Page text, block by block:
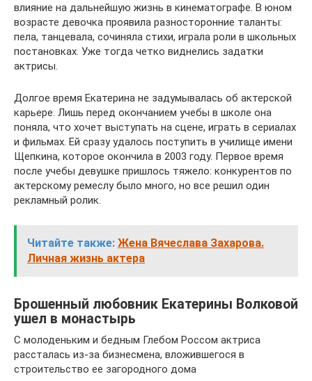
влияние на дальнейшую жизнь в кинематографе. В юном
возрасте девочка проявила разносторонние таланты:
пела, танцевала, сочиняла стихи, играла роли в школьных
постановках. Уже тогда четко виднелись задатки
актрисы.
Долгое время Екатерина не задумывалась об актерской
карьере. Лишь перед окончанием учебы в школе она
поняла, что хочет выступать на сцене, играть в сериалах
и фильмах. Ей сразу удалось поступить в училище имени
Щепкина, которое окончила в 2003 году. Первое время
после учебы девушке пришлось тяжело: конкурентов по
актерскому ремеслу было много, но все решил один
рекламный ролик.
Читайте также: Жена Вячеслава Захарова.
Личная жизнь актера
Брошенный любовник Екатерины Волковой
ушел в монастырь
С молоденьким и бедным Глебом Россом актриса
рассталась из-за бизнесмена, вложившегося в
строительство ее загородного дома